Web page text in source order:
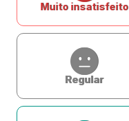
Muito insatisfeito
Regular